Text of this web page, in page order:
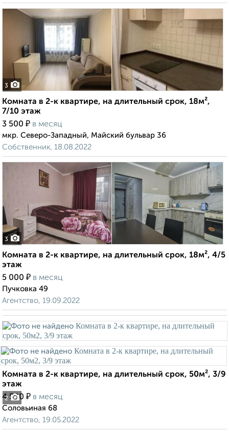
3
Комната в 2-к квартире, на длительный срок, 18м²,
7/10 этаж
3 500 ₽ в месяц
мкр. Северо-Западный, Майский бульвар 36
Собственник, 18.08.2022
3
Комната в 2-к квартире, на длительный срок, 18м², 4/5
этаж
5 000 ₽ в месяц
Пучковка 49
Агентство, 19.09.2022
2
Комната в 2-к квартире, на длительный срок, 50м², 3/9
этаж
4 500 ₽ в месяц
Соловьиная 68
Агентство, 19.05.2022